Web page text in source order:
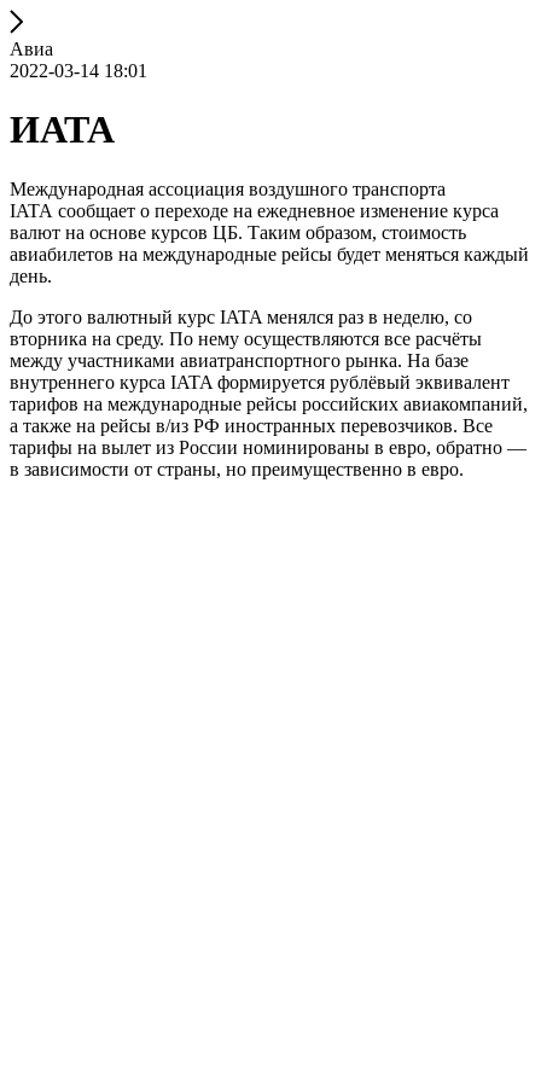
Авиа
2022-03-14 18:01
ИАТА
Международная ассоциация воздушного транспорта
IATA сообщает о переходе на ежедневное изменение курса
валют на основе курсов ЦБ. Таким образом, стоимость
авиабилетов на международные рейсы будет меняться каждый
день.
До этого валютный курс IATA менялся раз в неделю, со
вторника на среду. По нему осуществляются все расчёты
между участниками авиатранспортного рынка. На базе
внутреннего курса IATA формируется рублёвый эквивалент
тарифов на международные рейсы российских авиакомпаний,
а также на рейсы в/из РФ иностранных перевозчиков. Все
тарифы на вылет из России номинированы в евро, обратно —
в зависимости от страны, но преимущественно в евро.